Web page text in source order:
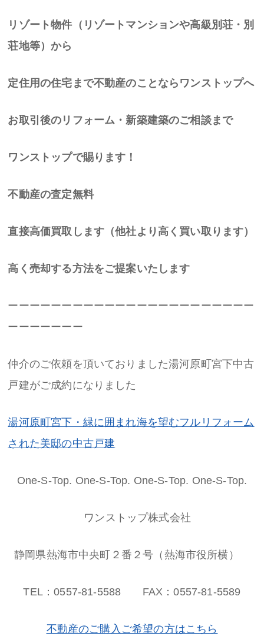
リゾート物件（リゾートマンションや高級別荘・別
荘地等）から
定住用の住宅まで不動産のことならワンストップへ
お取引後のリフォーム・新築建築のご相談まで
ワンストップで賜ります！
不動産の査定無料
直接高価買取します（他社より高く買い取ります）
高く売却する方法をご提案いたします
ーーーーーーーーーーーーーーーーーーーーーーー
ーーーーーーー
仲介のご依頼を頂いておりました湯河原町宮下中古
戸建がご成約になりました
湯河原町宮下・緑に囲まれ海を望むフルリフォーム
された美邸の中古戸建
One-S-Top. One-S-Top. One-S-Top. One-S-Top.
ワンストップ株式会社
静岡県熱海市中央町２番２号（熱海市役所横）
TEL：0557-81-5588 FAX：0557-81-5589
不動産のご購入ご希望の方はこちら